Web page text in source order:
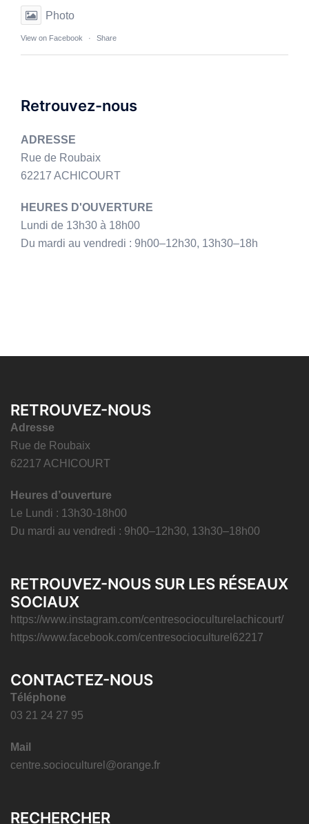
Photo
View on Facebook · Share
Retrouvez-nous
ADRESSE
Rue de Roubaix
62217 ACHICOURT
HEURES D'OUVERTURE
Lundi de 13h30 à 18h00
Du mardi au vendredi : 9h00–12h30, 13h30–18h
RETROUVEZ-NOUS
Adresse
Rue de Roubaix
62217 ACHICOURT
Heures d’ouverture
Le Lundi : 13h30-18h00
Du mardi au vendredi : 9h00–12h30, 13h30–18h00
RETROUVEZ-NOUS SUR LES RÉSEAUX
SOCIAUX
https://www.instagram.com/centresocioculturelachicourt/
https://www.facebook.com/centresocioculturel62217
CONTACTEZ-NOUS
Téléphone
03 21 24 27 95
Mail
centre.socioculturel@orange.fr
RECHERCHER